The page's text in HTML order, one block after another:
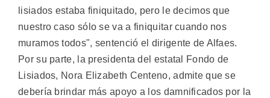
lisiados estaba finiquitado, pero le decimos que
nuestro caso sólo se va a finiquitar cuando nos
muramos todos", sentenció el dirigente de Alfaes.
Por su parte, la presidenta del estatal Fondo de
Lisiados, Nora Elizabeth Centeno, admite que se
debería brindar más apoyo a los damnificados por la